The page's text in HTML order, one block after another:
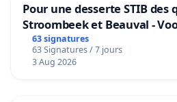
Pour une desserte STIB des
Stroombeek et Beauval -
bediening van de wijken
Voor
63 signatures
63 Signatures / 7 jours
3 Aug 2026